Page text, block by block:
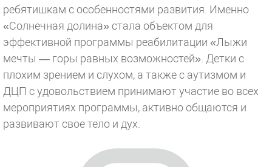
ребятишкам с особенностями развития. Именно
«Солнечная долина» стала объектом для
эффективной программы реабилитации «Лыжи
мечты — горы равных возможностей». Детки с
плохим зрением и слухом, а также с аутизмом и
ДЦП с удовольствием принимают участие во всех
мероприятиях программы, активно общаются и
развивают свое тело и дух.